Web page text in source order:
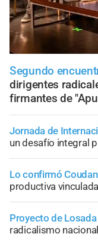
Segundo
dirigentes
firmantes de
Jornada de
un desafío integral
Lo confirmó
productiva
Proyecto de Losada
radicalismo